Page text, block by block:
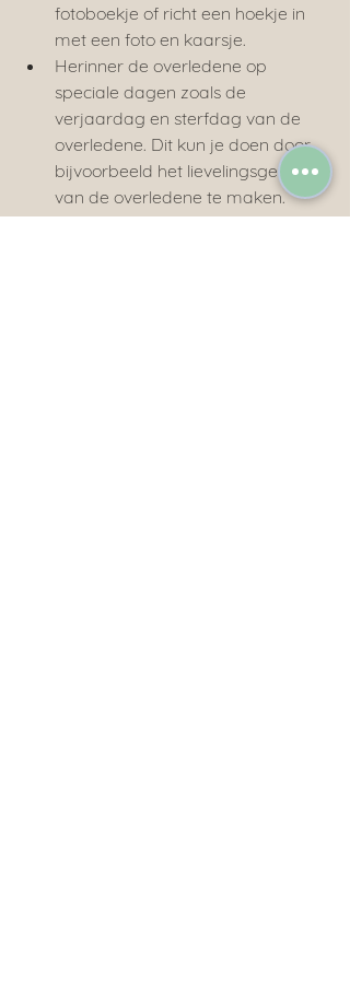
fotoboekje of richt een hoekje in
met een foto en kaarsje.
Herinner de overledene op
speciale dagen zoals de
verjaardag en sterfdag van de
overledene. Dit kun je doen door
bijvoorbeeld het lievelingsgebak
van de overledene te maken.